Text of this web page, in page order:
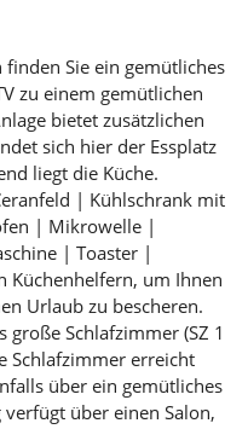
Sie ein gemütliches
zu einem gemütlichen
bietet zusätzlichen
sich hier der Essplatz
liegt die Küche.
| Kühlschrank mit
| Mikrowelle |
| Toaster |
Küchenhelfern, um Ihnen
Urlaub zu bescheren.
Schlafzimmer (SZ 1
Schlafzimmer erreicht
über ein gemütliches
über einen Salon,